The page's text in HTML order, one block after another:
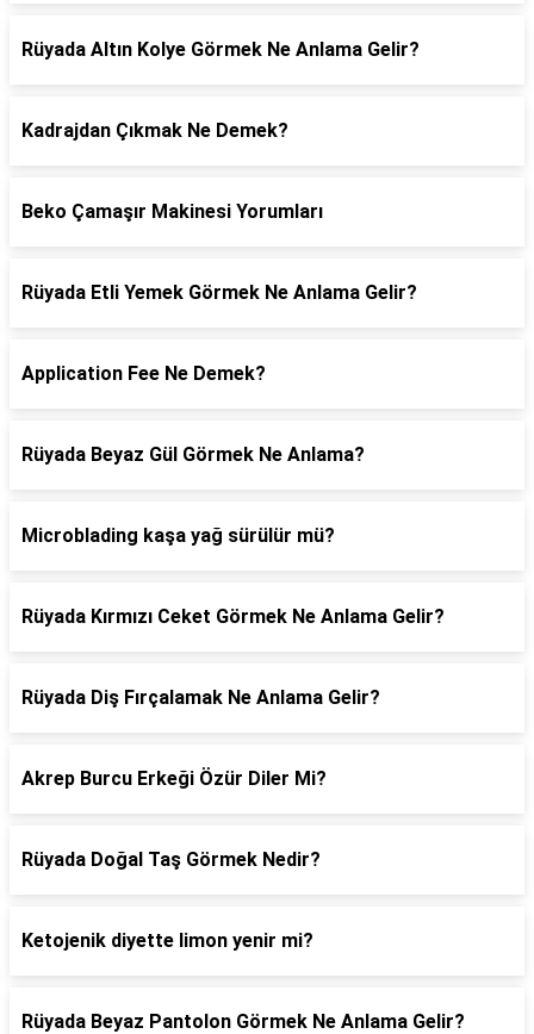
Rüyada Altın Kolye Görmek Ne Anlama Gelir?
Kadrajdan Çıkmak Ne Demek?
Beko Çamaşır Makinesi Yorumları
Rüyada Etli Yemek Görmek Ne Anlama Gelir?
Application Fee Ne Demek?
Rüyada Beyaz Gül Görmek Ne Anlama?
Microblading kaşa yağ sürülür mü?
Rüyada Kırmızı Ceket Görmek Ne Anlama Gelir?
Rüyada Diş Fırçalamak Ne Anlama Gelir?
Akrep Burcu Erkeği Özür Diler Mi?
Rüyada Doğal Taş Görmek Nedir?
Ketojenik diyette limon yenir mi?
Rüyada Beyaz Pantolon Görmek Ne Anlama Gelir?